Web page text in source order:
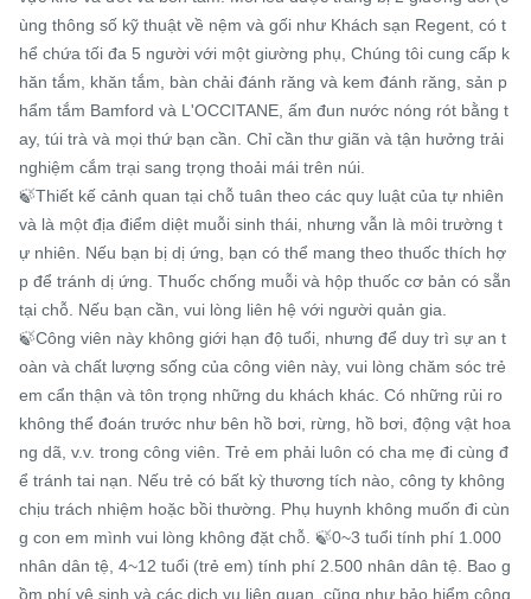
ùng thông số kỹ thuật về nệm và gối như Khách sạn Regent, có t
hể chứa tối đa 5 người với một giường phụ, Chúng tôi cung cấp k
hăn tắm, khăn tắm, bàn chải đánh răng và kem đánh răng, sản p
hẩm tắm Bamford và L'OCCITANE, ấm đun nước nóng rót bằng t
ay, túi trà và mọi thứ bạn cần. Chỉ cần thư giãn và tận hưởng trải
nghiệm cắm trại sang trọng thoải mái trên núi.
🍃Thiết kế cảnh quan tại chỗ tuân theo các quy luật của tự nhiên
và là một địa điểm diệt muỗi sinh thái, nhưng vẫn là môi trường t
ự nhiên. Nếu bạn bị dị ứng, bạn có thể mang theo thuốc thích hợ
p để tránh dị ứng. Thuốc chống muỗi và hộp thuốc cơ bản có sẵn
tại chỗ. Nếu bạn cần, vui lòng liên hệ với người quản gia.
🍃Công viên này không giới hạn độ tuổi, nhưng để duy trì sự an t
oàn và chất lượng sống của công viên này, vui lòng chăm sóc trẻ
em cẩn thận và tôn trọng những du khách khác. Có những rủi ro
không thể đoán trước như bên hồ bơi, rừng, hồ bơi, động vật hoa
ng dã, v.v. trong công viên. Trẻ em phải luôn có cha mẹ đi cùng đ
ể tránh tai nạn. Nếu trẻ có bất kỳ thương tích nào, công ty không
chịu trách nhiệm hoặc bồi thường. Phụ huynh không muốn đi cùn
g con em mình vui lòng không đặt chỗ. 🍃0~3 tuổi tính phí 1.000
nhân dân tệ, 4~12 tuổi (trẻ em) tính phí 2.500 nhân dân tệ. Bao g
ồm phí vệ sinh và các dịch vụ liên quan, cũng như bảo hiểm công